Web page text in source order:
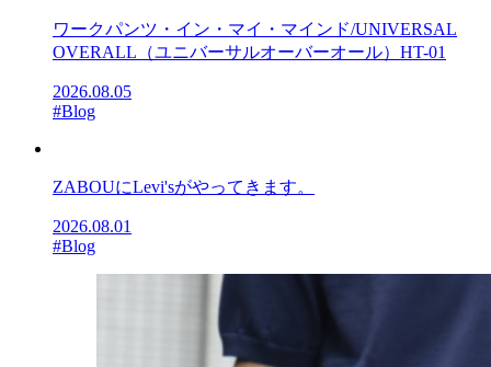
ワークパンツ・イン・マイ・マインド/UNIVERSAL
OVERALL（ユニバーサルオーバーオール）HT-01
2026.08.05
#Blog
ZABOUにLevi'sがやってきます。
2026.08.01
#Blog